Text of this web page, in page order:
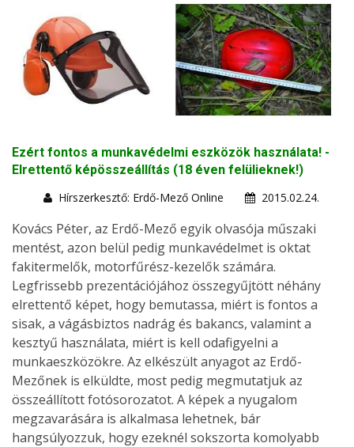
Ezért fontos a munkavédelmi eszközök használata! -
Elrettentő képösszeállítás (18 éven felülieknek!)
Hírszerkesztő: Erdő-Mező Online
2015.02.24.
Kovács Péter, az Erdő-Mező egyik olvasója műszaki
mentést, azon belül pedig munkavédelmet is oktat
fakitermelők, motorfűrész-kezelők számára.
Legfrissebb prezentációjához összegyűjtött néhány
elrettentő képet, hogy bemutassa, miért is fontos a
sisak, a vágásbiztos nadrág és bakancs, valamint a
kesztyű használata, miért is kell odafigyelni a
munkaeszközökre. Az elkészült anyagot az Erdő-
Mezőnek is elküldte, most pedig megmutatjuk az
összeállított fotósorozatot. A képek a nyugalom
megzavarására is alkalmasa lehetnek, bár
hangsúlyozzuk, hogy ezeknél sokszorta komolyabb